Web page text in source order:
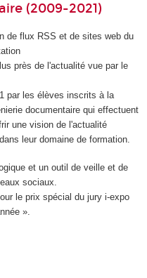
(2009-2021)
de flux RSS et de sites web du
près de l'actualité vue par le
par les élèves inscrits à la
documentaire qui effectuent
une vision de l'actualité
leur domaine de formation.
et un outil de veille et de
sociaux.
le prix spécial du jury i-expo
».